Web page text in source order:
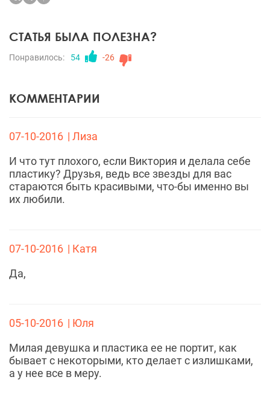
СТАТЬЯ БЫЛА ПОЛЕЗНА?
Понравилось: 54 -26
КОММЕНТАРИИ
07-10-2016 | Лиза
И что тут плохого, если Виктория и делала себе
пластику? Друзья, ведь все звезды для вас
стараются быть красивыми, что-бы именно вы
их любили.
07-10-2016 | Катя
Да,
05-10-2016 | Юля
Милая девушка и пластика ее не портит, как
бывает с некоторыми, кто делает с излишками,
а у нее все в меру.